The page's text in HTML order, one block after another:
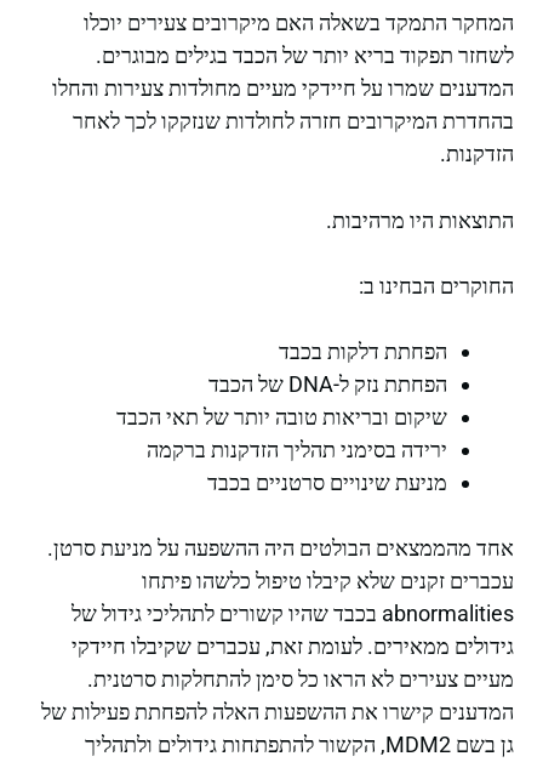
המחקר התמקד בשאלה האם מיקרובים צעירים יוכלו
לשחזר תפקוד בריא יותר של הכבד בגילים מבוגרים.
המדענים שמרו על חיידקי מעיים מחולדות צעירות והחלו
בהחדרת המיקרובים חזרה לחולדות שנזקקו לכך לאחר
הזדקנות.
התוצאות היו מרהיבות.
החוקרים הבחינו ב:
הפחתת דלקות בכבד
הפחתת נזק ל-DNA של הכבד
שיקום ובריאות טובה יותר של תאי הכבד
ירידה בסימני תהליך הזדקנות ברקמה
מניעת שינויים סרטניים בכבד
אחד מהממצאים הבולטים היה ההשפעה על מניעת סרטן.
עכברים זקנים שלא קיבלו טיפול כלשהו פיתחו
abnormalities בכבד שהיו קשורים לתהליכי גידול של
גידולים ממאירים. לעומת זאת, עכברים שקיבלו חיידקי
מעיים צעירים לא הראו כל סימן להתחלקות סרטנית.
המדענים קישרו את ההשפעות האלה להפחתת פעילות של
גן בשם MDM2, הקשור להתפתחות גידולים ולתהליך